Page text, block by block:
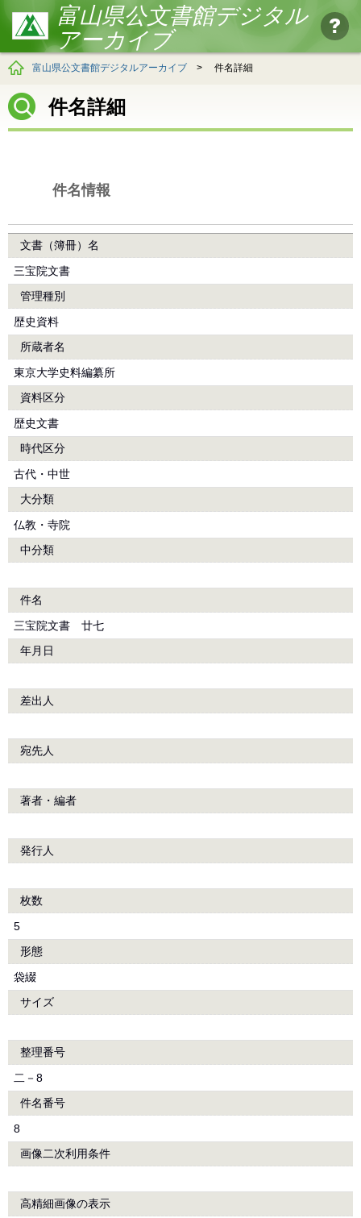
富山県公文書館デジタル
アーカイブ
富山県公文書館デジタルアーカイブ > 件名詳細
件名詳細
件名情報
文書（簿冊）名
三宝院文書
管理種別
歴史資料
所蔵者名
東京大学史料編纂所
資料区分
歴史文書
時代区分
古代・中世
大分類
仏教・寺院
中分類
件名
三宝院文書 廿七
年月日
差出人
宛先人
著者・編者
発行人
枚数
5
形態
袋綴
サイズ
整理番号
二－8
件名番号
8
画像二次利用条件
高精細画像の表示